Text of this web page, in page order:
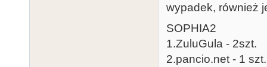
wypadek, również
SOPHIA2
1.ZuluGula - 2szt.
2.pancio.net - 1 szt.